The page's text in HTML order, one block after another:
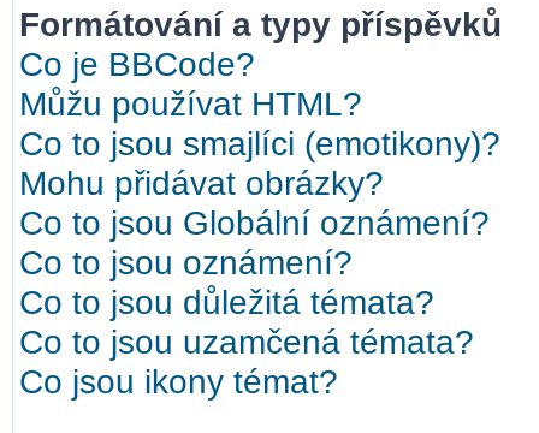
Formátování a typy příspěvků
Co je BBCode?
Můžu používat HTML?
Co to jsou smajlíci (emotikony)?
Mohu přidávat obrázky?
Co to jsou Globální oznámení?
Co to jsou oznámení?
Co to jsou důležitá témata?
Co to jsou uzamčená témata?
Co jsou ikony témat?